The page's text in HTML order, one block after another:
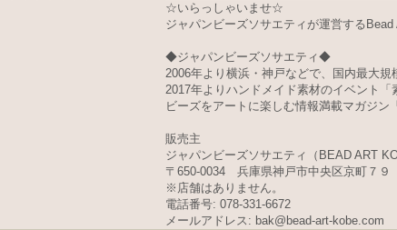
☆いらっしゃいませ☆
ジャパンビーズソサエティが運営するBead
◆ジャパンビーズソサエティ◆
2006年より横浜・神戸などで、国内最大規
2017年よりハンドメイド素材のイベント「
ビーズをアートに楽しむ情報満載マガジン
販売主
ジャパンビーズソサエティ（BEAD ART
〒650-0034 兵庫県神戸市中央区京町７
※店舗はありません。
電話番号: 078-331-6672
メールアドレス: bak@bead-art-kobe.com